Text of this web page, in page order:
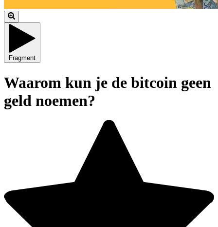
Fragment
Waarom kun je de bitcoin geen
geld noemen?